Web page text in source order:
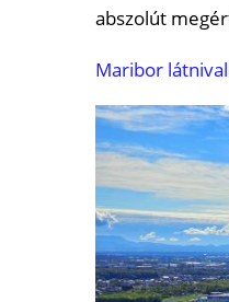
abszolút
Maribor